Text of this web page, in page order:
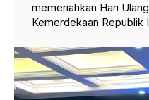
memeriahkan Hari
Kemerdekaan Republik